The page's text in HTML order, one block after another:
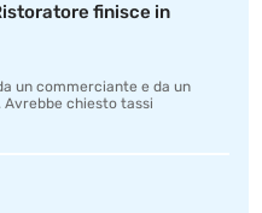
finisce in
un commerciante e da un
chiesto tassi